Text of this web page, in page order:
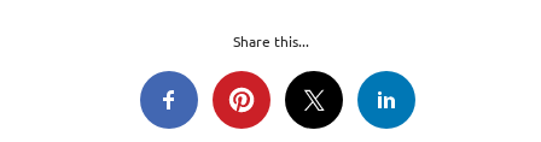
Share this...